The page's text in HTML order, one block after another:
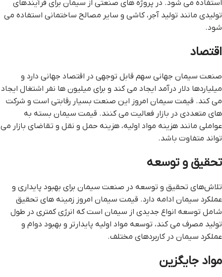
استفاده می شود. در پروژه های صنعتی از سیمان برای فرآیندهای
تولیدی مانند تولید آجر، کاشی و سایر مصالح ساختمانی استفاده می
شود.
اقتصاد
صنعت سیمان جهانی سهم قابل توجهی در اقتصاد جهانی دارد و
میلیاردها دلار درآمد ایجاد می کند و برای میلیون ها نفر اشتغال ایجاد
می کند. قیمت سیمان امروز این صنعت بسیار رقابتی است و شرکت
های متعددی در بازار فعالیت می کنند. قیمت سیمان بسته به
عواملی مانند هزینه مواد اولیه، هزینه حمل و نقل و تقاضای بازار می
تواند متفاوت باشد.
تحقیق و توسعه
تلاش‌های تحقیق و توسعه در صنعت سیمان برای بهبود پایداری و
عملکرد سیمان ادامه دارد. قیمت سیمان امروز زمینه های تحقیق
شامل توسعه انواع جدیدی از سیمان است که انرژی کمتری در طول
تولید مصرف می کند، توسعه مواد اولیه پایدارتر و بهبود دوام و
عملکرد سیمان در کاربردهای مختلف.
مواد جایگزین